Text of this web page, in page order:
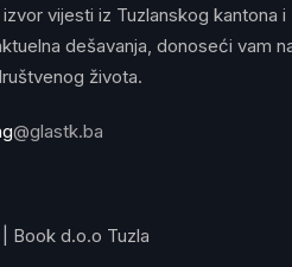
vijesti iz Tuzlanskog kantona i
dešavanja, donoseći vam
života.
@glastk.ba
Book d.o.o Tuzla